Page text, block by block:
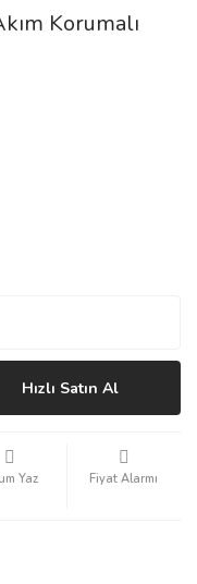
Korumalı
Hızlı Satın Al
Yaz Fiyat Alarmı